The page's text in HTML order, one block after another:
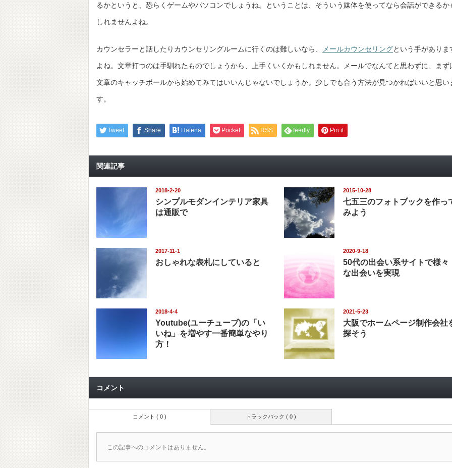
るかというと、恐らくゲームやパソコンでしょうね。ということは、そういう媒体を使ってなら会話ができるか
しれませんよね。
カウンセラーと話したりカウンセリングルームに行くのは難しいなら、 メールカウンセリングという手がありま
よね。文章打つのは手馴れたものでしょうから、上手くいくかもしれません。メールでなんてと思わずに、まず
文章のキャッチボールから始めてみてはいいんじゃないでしょうか。少しでも合う方法が見つかればいいと思い
す。
Tweet Share Hatena Pocket RSS feedly Pin it
関連記事
2018-2-20
シンプルモダンインテリア家具
は通販で
2015-10-28
七五三のフォトブックを作っ
みよう
2017-11-1
おしゃれな表札にしていると
2020-9-18
50代の出会い系サイトで様々
な出会いを実現
2018-4-4
Youtube(ユーチューブ)の「い
いね」を増やす一番簡単なやり
方！
2021-5-23
大阪でホームページ制作会社
探そう
コメント
トラックバック ( 0 )
コメント ( 0 )
この記事へのコメントはありません。